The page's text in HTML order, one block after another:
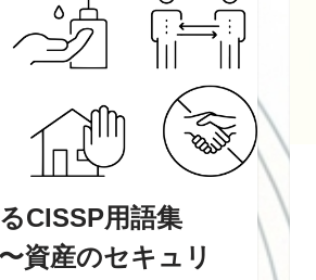
CISSP用語集
資産のセキュリ